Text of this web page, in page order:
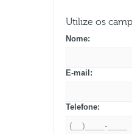
Utilize os
Nome:
E-mail:
Telefone: